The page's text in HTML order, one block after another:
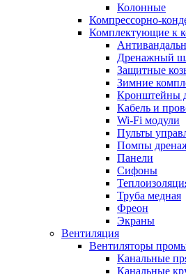
Колонные
Компрессорно-
Комплектующие к
Дренажный
Защитные
Зимние
Кронштейны
Кабель и
Wi-Fi модули
Пульты
Помпы
Панели
Сифоны
Труба медная
Фреон
Экраны
Вентиляция
Вентиляторы
Канальные
Канальные